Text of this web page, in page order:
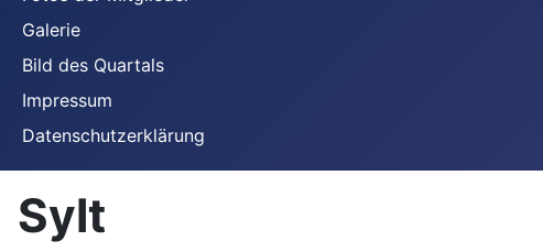
Galerie
Bild des Quartals
Impressum
Datenschutzerklärung
Sylt